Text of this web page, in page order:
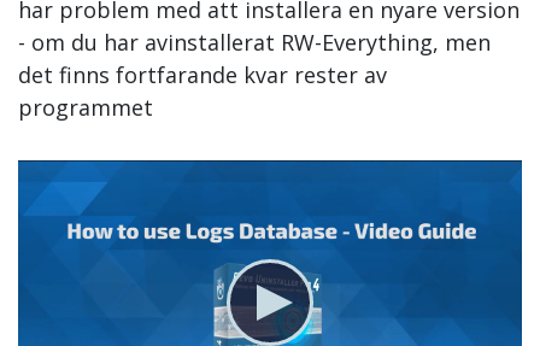
har problem med att installera en nyare version
- om du har avinstallerat RW-Everything, men
det finns fortfarande kvar rester av
programmet